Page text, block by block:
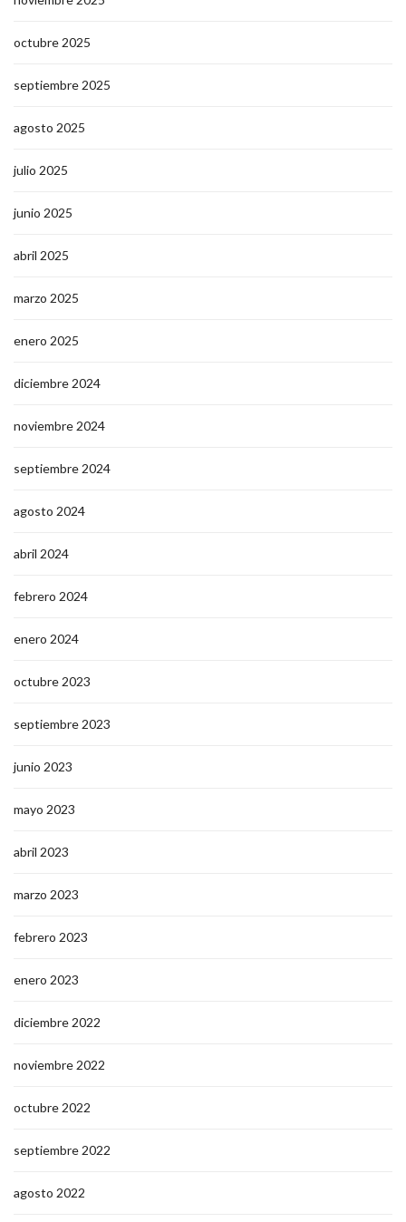
octubre 2025
septiembre 2025
agosto 2025
julio 2025
junio 2025
abril 2025
marzo 2025
enero 2025
diciembre 2024
noviembre 2024
septiembre 2024
agosto 2024
abril 2024
febrero 2024
enero 2024
octubre 2023
septiembre 2023
junio 2023
mayo 2023
abril 2023
marzo 2023
febrero 2023
enero 2023
diciembre 2022
noviembre 2022
octubre 2022
septiembre 2022
agosto 2022